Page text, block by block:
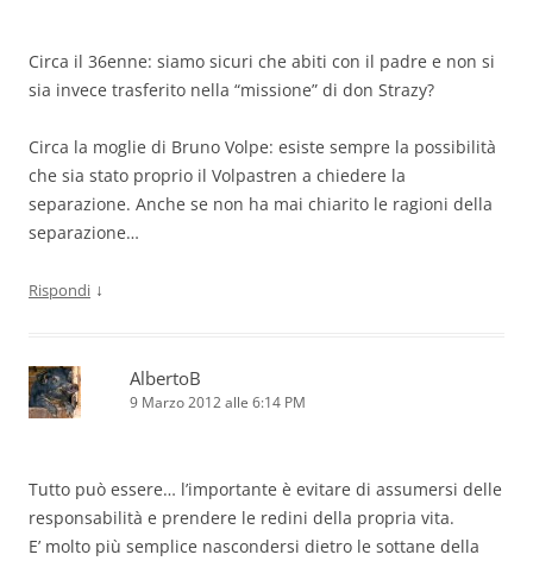
Circa il 36enne: siamo sicuri che abiti con il padre e non si
sia invece trasferito nella “missione” di don Strazy?
Circa la moglie di Bruno Volpe: esiste sempre la possibilità
che sia stato proprio il Volpastren a chiedere la
separazione. Anche se non ha mai chiarito le ragioni della
separazione…
Rispondi ↓
AlbertoB
9 Marzo 2012 alle 6:14 PM
Tutto può essere… l’importante è evitare di assumersi delle
responsabilità e prendere le redini della propria vita.
E’ molto più semplice nascondersi dietro le sottane della